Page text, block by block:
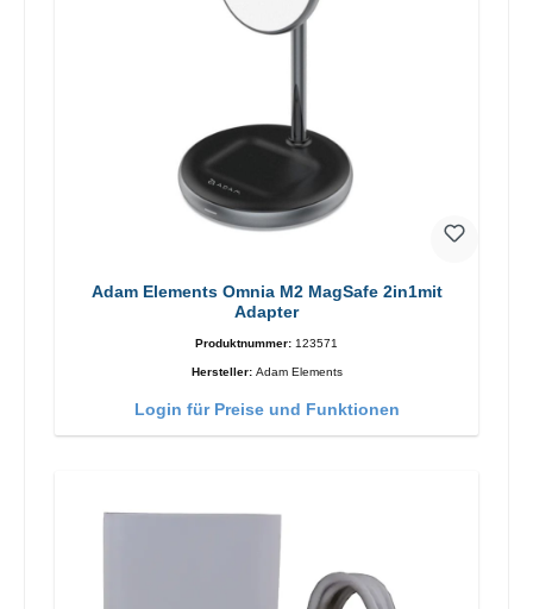
Adam Elements Omnia M2 MagSafe 2in1mit
Adapter
Produktnummer: 123571
Hersteller: Adam Elements
Login für Preise und Funktionen